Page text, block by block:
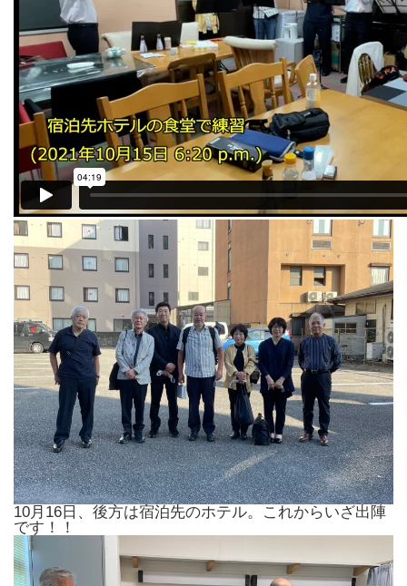
10月16日、後方は宿泊先のホテル。これからいざ出陣
です！！